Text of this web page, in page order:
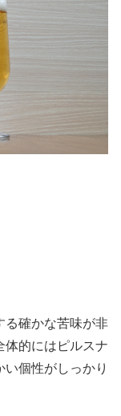
る確かな苦味が非
体的にはピルスナ
個性がしっかり